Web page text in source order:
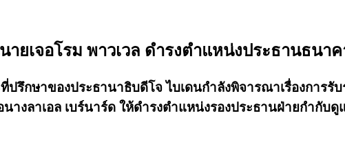
ยเจอโรม พาวเวล ดำรงตำแหน่งประธานธนา
กษาของประธานาธิบดีโจ ไบเดนกำลังพิจารณาเรื่องการรั
างลาเอล เบร์นาร์ด ให้ดำรงตำแหน่งรองประธานฝ่ายกำกั